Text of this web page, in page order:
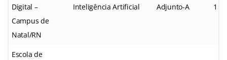
Digital –
Campus de
Natal/RN
Inteligência Artificial Adjunto-A 1
Escola de